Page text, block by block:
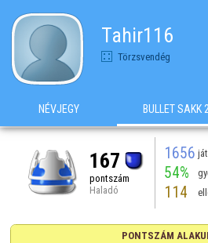
Tahir116
Törzsvendég
NÉVJEGY BULLET SAKK 2
167
pontszám
Haladó
1656
54%
114
PONTSZÁM